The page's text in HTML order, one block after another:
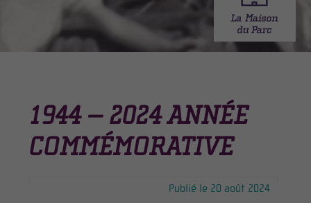
1944 – 2024 ANNÉE
COMMÉMORATIVE
Publié le 20 août 2024